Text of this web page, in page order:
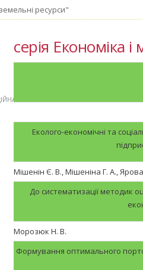
ресурси"
серія Економіка
Еколого-економічні та
Мішенін Є. В., Мішеніна Г. А., Ярова
До систематизації методик
Морозюк Н. В.
Формування оптимального